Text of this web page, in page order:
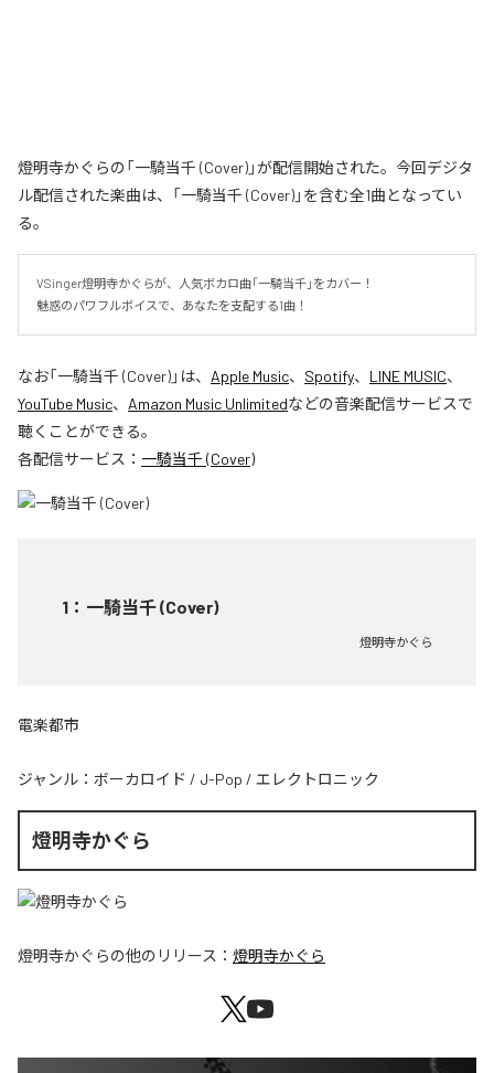
燈明寺かぐらの「一騎当千 (Cover)」が配信開始された。今回デジタ
ル配信された楽曲は、「一騎当千 (Cover)」を含む全1曲となってい
る。
VSinger燈明寺かぐらが、人気ボカロ曲「一騎当千」をカバー！
魅惑のパワフルボイスで、あなたを支配する1曲！
なお「一騎当千 (Cover)」は、 Apple Music、 Spotify、 LINE MUSIC、
YouTube Music、 Amazon Music Unlimitedなどの音楽配信サービスで
聴くことができる。
各配信サービス： 一騎当千 (Cover)
1 ： 一騎当千 (Cover)
燈明寺かぐら
電楽都市
ジャンル： ボーカロイド / J-Pop / エレクトロニック
燈明寺かぐら
燈明寺かぐらの他のリリース： 燈明寺かぐら